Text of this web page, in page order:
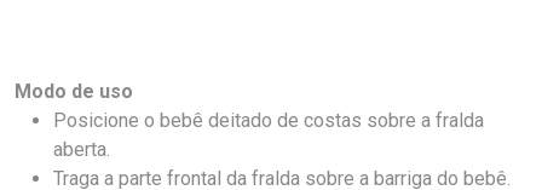
Modo de uso
Posicione o bebê deitado de costas sobre a fralda
aberta.
Traga a parte frontal da fralda sobre a barriga do bebê.